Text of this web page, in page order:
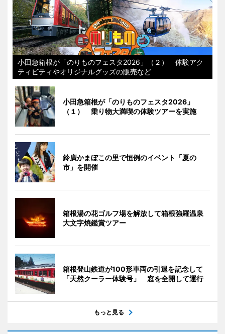
小田急箱根が「のりものフェスタ2026」（２） 体験アク
ティビティやオリジナルグッズの販売など
小田急箱根が「のりものフェスタ2026」
（１） 乗り物大満喫の体験ツアーを実施
鈴廣かまぼこの里で恒例のイベント「夏の
市」を開催
箱根湯の花ゴルフ場を解放して箱根強羅温泉
大文字焼鑑賞ツアー
箱根登山鉄道が100形車両の引退を記念して
「天然クーラー体験号」 窓を全開して運行
もっと見る